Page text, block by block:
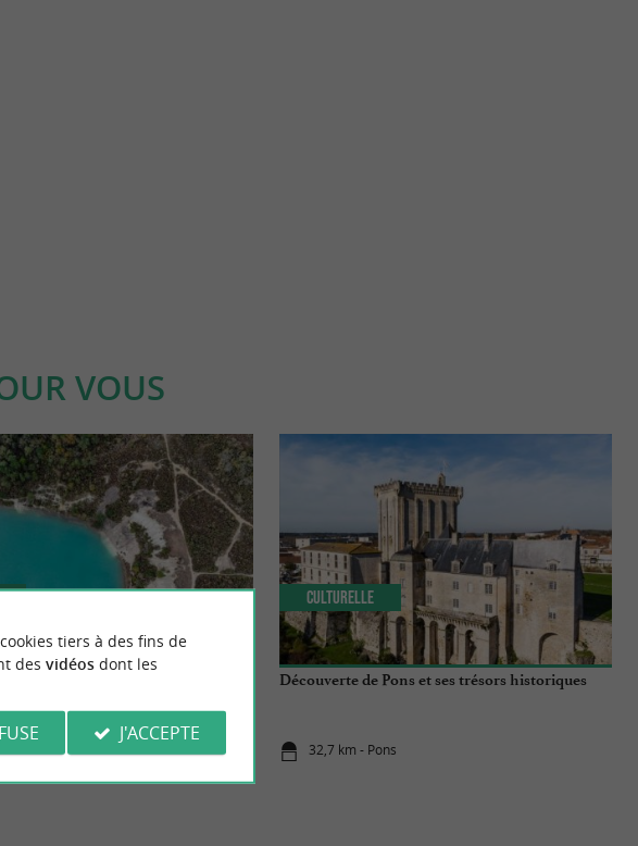
VOUS
des Lacs Bleus de Touvérac
Saint-Maigrin
Découverte de Pons et ses trésors historiques
32,7 km - Pons
Culturelle
tiers à des fins de
des vidéosdont les
J'ACCEPTE